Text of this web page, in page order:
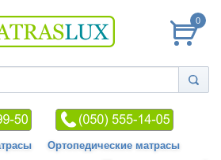
0
Ортопедические матрасы